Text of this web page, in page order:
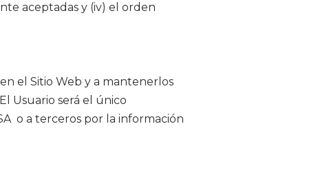
aceptadas y (iv) el orden
el Sitio Web y a mantenerlos
Usuario será el único
o a terceros por la información